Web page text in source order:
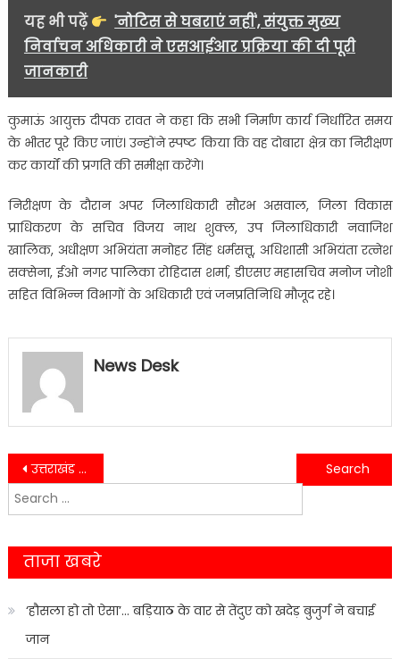
यह भी पढ़ें
'नोटिस से घबराएं नहीं', संयुक्त मुख्य
निर्वाचन अधिकारी ने एसआईआर प्रक्रिया की दी पूरी
जानकारी
कुमाऊं आयुक्त दीपक रावत ने कहा कि सभी निर्माण कार्य निर्धारित समय
के भीतर पूरे किए जाएं। उन्होंने स्पष्ट किया कि वह दोबारा क्षेत्र का निरीक्षण
कर कार्यों की प्रगति की समीक्षा करेंगे।
निरीक्षण के दौरान अपर जिलाधिकारी सौरभ असवाल, जिला विकास
प्राधिकरण के सचिव विजय नाथ शुक्ल, उप जिलाधिकारी नवाजिश
खालिक, अधीक्षण अभियंता मनोहर सिंह धर्मसत्तू, अधिशासी अभियंता रत्नेश
सक्सेना, ईओ नगर पालिका रोहिदास शर्मा, डीएसए महासचिव मनोज जोशी
सहित विभिन्न विभागों के अधिकारी एवं जनप्रतिनिधि मौजूद रहे।
News Desk
Post
navigation
उत्तराखंड में दर्दनाक हादसा, ट्रक दुर्घटना में चालक की मौत, एक गंभीर घायल
टैक्सी के अंदर मृत मिला चालक, सूचना मिलते ही मौके पर पहुंची पुलिस और फॉरेंसिक टीम
Search
for:
ताजा खबरे
‘हौसला हो तो ऐसा’… बड़ियाठ के वार से तेंदुए को खदेड़ बुजुर्ग ने बचाई
जान